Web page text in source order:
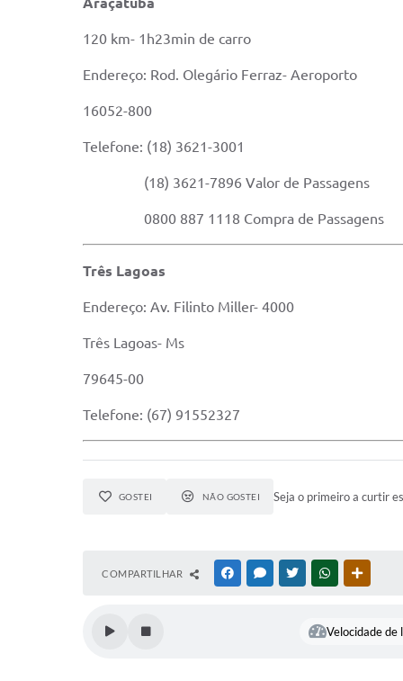
120 km- 1h23min de carro
Endereço: Rod. Olegário Ferraz- Aeroporto
16052-800
Telefone: (18) 3621-3001
(18) 3621-7896 Valor de Passagens
0800 887 1118 Compra de Passagens
Três Lagoas
Endereço: Av. Filinto Miller- 4000
Três Lagoas- Ms
79645-00
Telefone: (67) 91552327
GOSTEI NÃO GOSTEI Seja o primeiro a curtir
COMPARTILHAR FACEBOOKMESSENGER
TWITTERWHATSAPP
Velocidade de